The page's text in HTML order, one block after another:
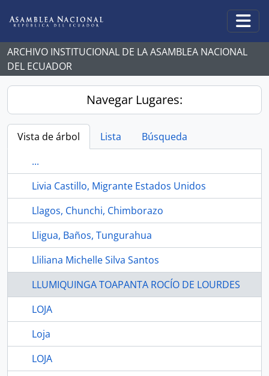
ARCHIVO INSTITUCIONAL DE LA ASAMBLEA NACIONAL
DEL ECUADOR
Navegar Lugares:
Vista de árbol Lista
Búsqueda
...
Livia Castillo, Migrante Estados Unidos
Llagos, Chunchi, Chimborazo
Lligua, Baños, Tungurahua
Lliliana Michelle Silva Santos
LLUMIQUINGA TOAPANTA ROCÍO DE LOURDES
LOJA
Loja
LOJA